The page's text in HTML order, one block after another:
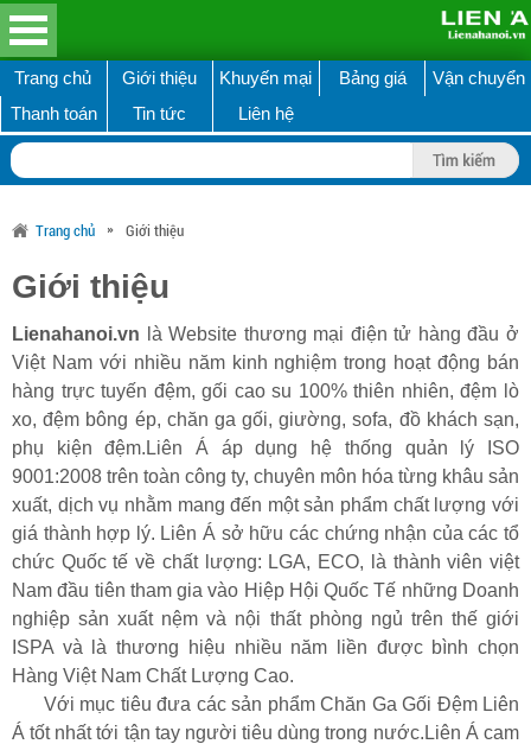
Trang chủ Giới thiệu Khuyến mại Bảng giá
Vận chuyển
Thanh toán
Tin tức Liên hệ
Trang chủ » Giới thiệu
Giới thiệu
Lienahanoi.vn là Website thương mại điện tử hàng đầu ở
Việt Nam với nhiều năm kinh nghiệm trong hoạt động bán
hàng trực tuyến đệm, gối cao su 100% thiên nhiên, đệm lò
xo, đệm bông ép, chăn ga gối, giường, sofa, đồ khách sạn,
phụ kiện đệm.Liên Á áp dụng hệ thống quản lý ISO
9001:2008 trên toàn công ty, chuyên môn hóa từng khâu sản
xuất, dịch vụ nhằm mang đến một sản phẩm chất lượng với
giá thành hợp lý. Liên Á sở hữu các chứng nhận của các tổ
chức Quốc tế về chất lượng: LGA, ECO, là thành viên việt
Nam đầu tiên tham gia vào Hiệp Hội Quốc Tế những Doanh
nghiệp sản xuất nệm và nội thất phòng ngủ trên thế giới
ISPA và là thương hiệu nhiều năm liền được bình chọn
Hàng Việt Nam Chất Lượng Cao.
Với mục tiêu đưa các sản phẩm Chăn Ga Gối Đệm Liên
Á tốt nhất tới tận tay người tiêu dùng trong nước.Liên Á cam